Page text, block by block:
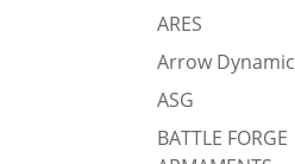
ARES
Arrow Dynamic
ASG
BATTLE FORGE